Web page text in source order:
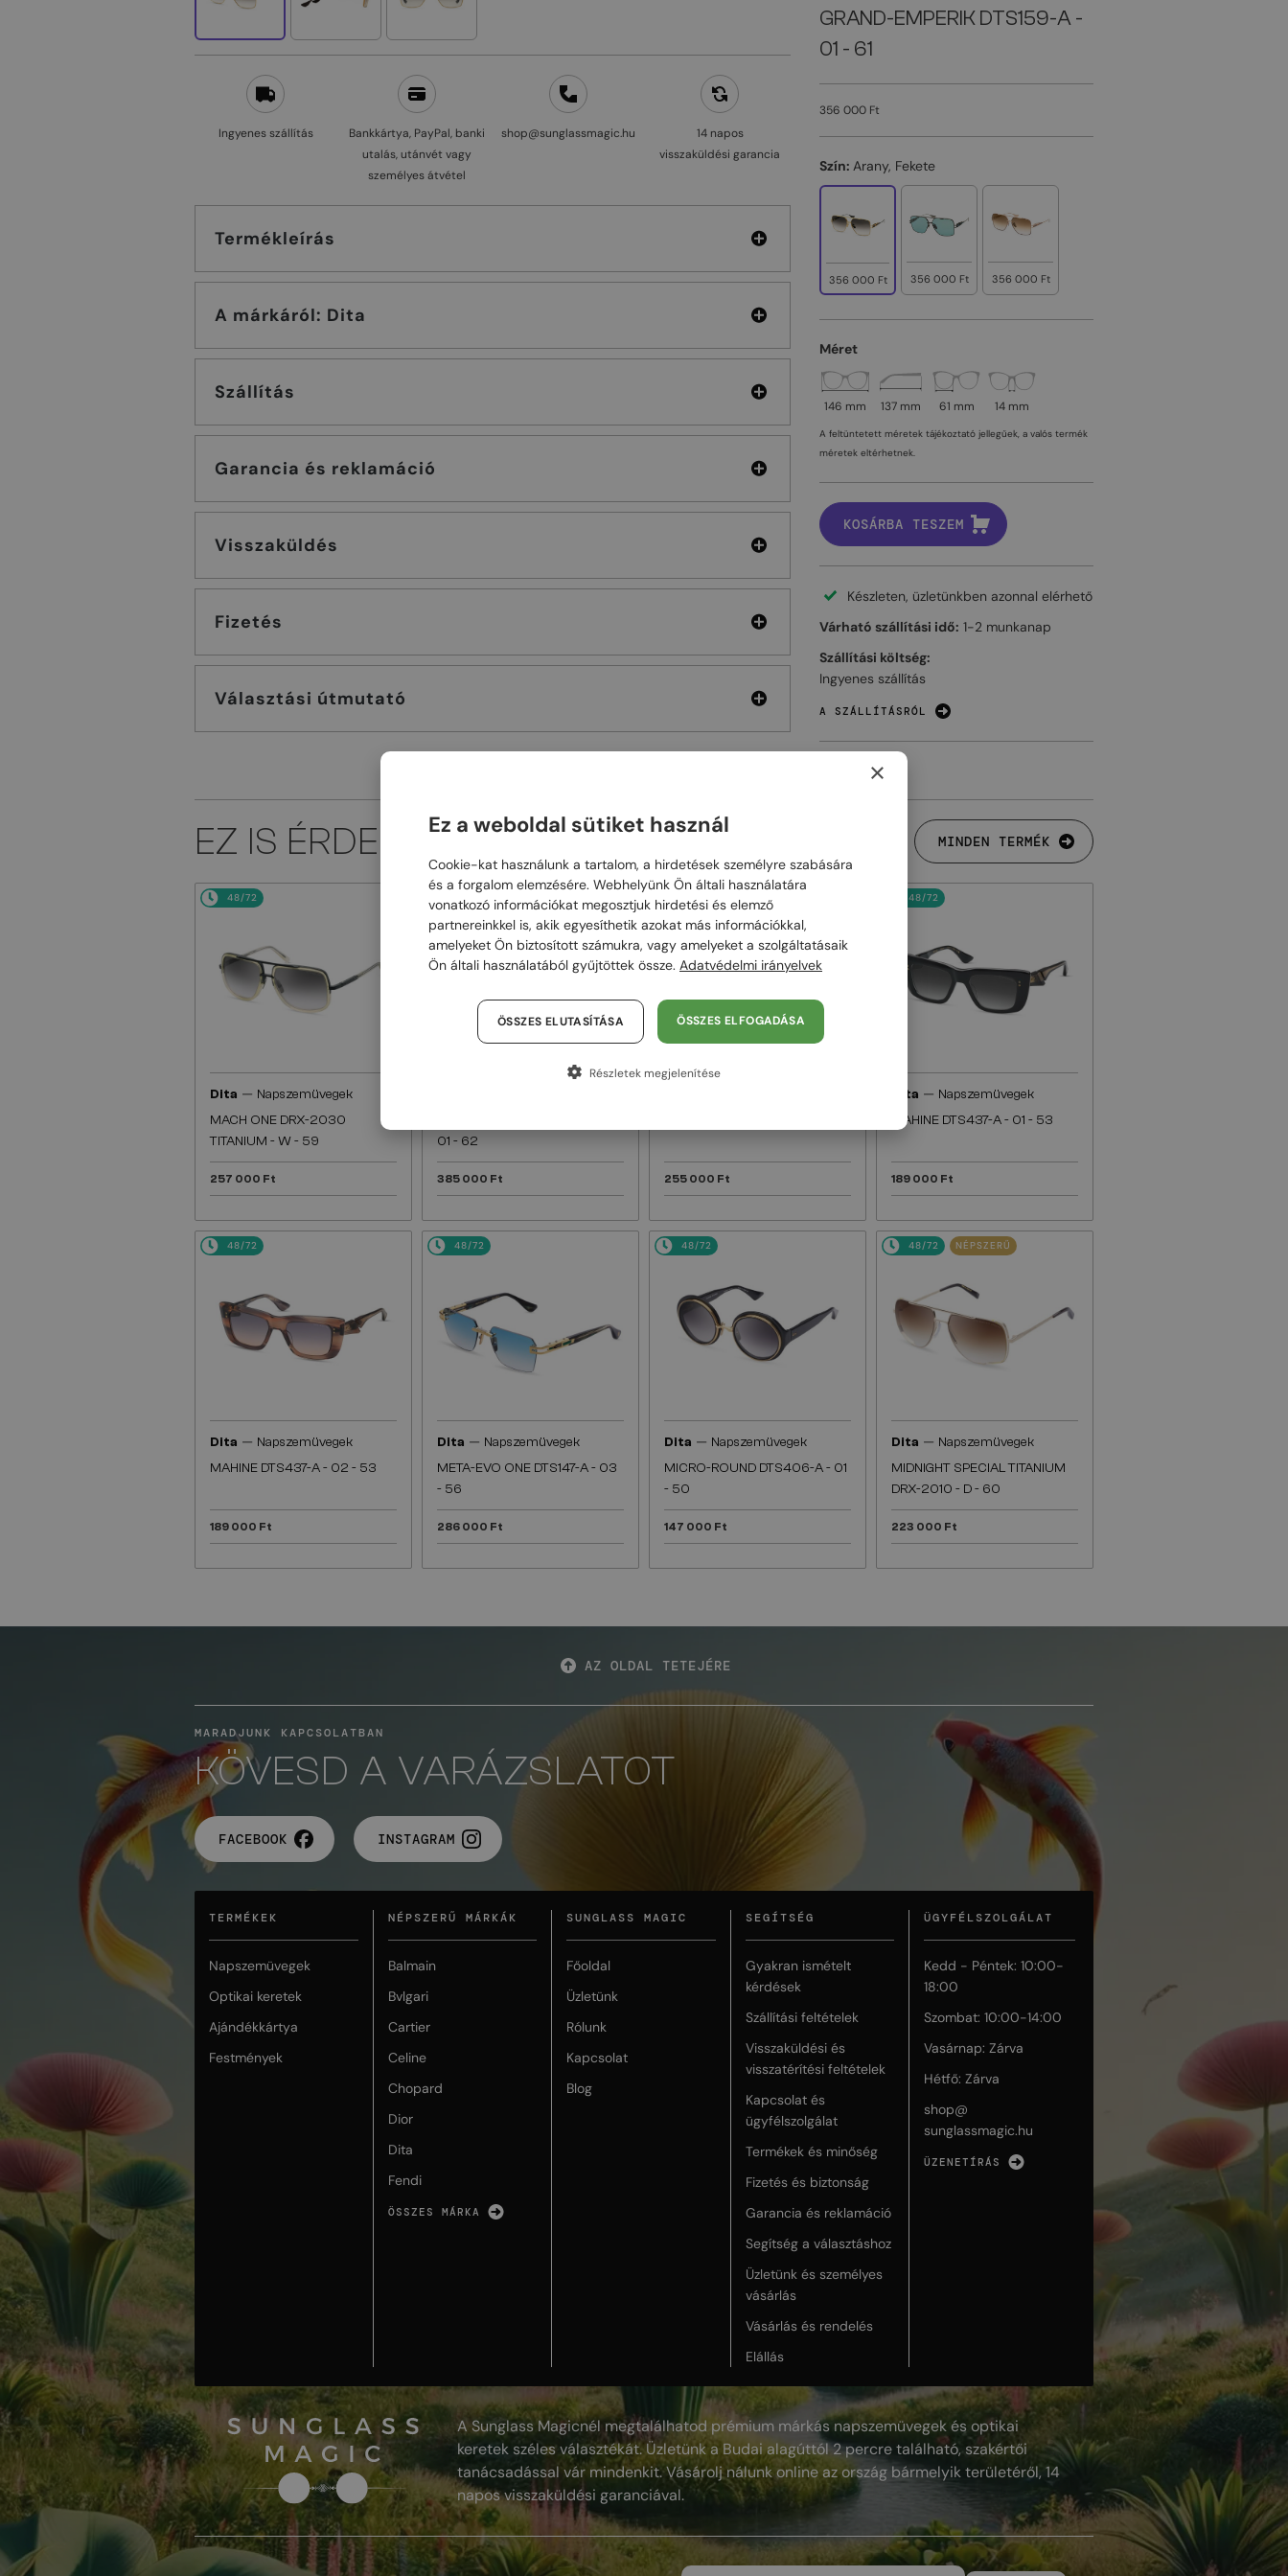
Ingyenes szállítás
Bankkártya, PayPal, banki
utalás, utánvét vagy
személyes átvétel
shop@sunglassmagic.hu
14 napos
visszaküldési garancia
Termékleírás
A márkáról: Dita
Szállítás
Garancia és reklamáció
Visszaküldés
Fizetés
Választási útmutató
GRAND-EMPERIK DTS159-A -
01 - 61
356 000 Ft
Szín: Arany, Fekete
356 000 Ft 356 000 Ft 356 000 Ft
Méret
146 mm 137 mm 61 mm 14 mm
A feltüntetett méretek tájékoztató jellegűek, a valós termék
méretek eltérhetnek.
KOSÁRBA TESZEM
Készleten, üzletünkben azonnal elérhető
Várható szállítási idő: 1-2 munkanap
Szállítási költség:
Ingyenes szállítás
A SZÁLLÍTÁSRÓL
EZ IS ÉRDEKELHET MINDEN TERMÉK
48/72
Dita — Napszemüvegek
MACH ONE DRX-2030
TITANIUM - W - 59
257 000 Ft
48/72
01 - 62
385 000 Ft
48/72
255 000 Ft
48/72
Dita — Napszemüvegek
MAHINE DTS437-A - 01 - 53
189 000 Ft
48/72
Dita — Napszemüvegek
MAHINE DTS437-A - 02 - 53
189 000 Ft
48/72
Dita — Napszemüvegek
META-EVO ONE DTS147-A - 03
- 56
286 000 Ft
48/72
Dita — Napszemüvegek
MICRO-ROUND DTS406-A - 01
- 50
147 000 Ft
48/72 NÉPSZERŰ
Dita — Napszemüvegek
MIDNIGHT SPECIAL TITANIUM
DRX-2010 - D - 60
223 000 Ft
AZ OLDAL TETEJÉRE
MARADJUNK KAPCSOLATBAN
KÖVESD A VARÁZSLATOT
FACEBOOK INSTAGRAM
TERMÉKEK
Napszemüvegek
Optikai keretek
Ajándékkártya
Festmények
NÉPSZERŰ MÁRKÁK
Balmain
Bvlgari
Cartier
Celine
Chopard
Dior
Dita
Fendi
ÖSSZES MÁRKA
SUNGLASS MAGIC
Főoldal
Üzletünk
Rólunk
Kapcsolat
Blog
SEGÍTSÉG
Gyakran ismételt
kérdések
Szállítási feltételek
Visszaküldési és
visszatérítési feltételek
Kapcsolat és
ügyfélszolgálat
Termékek és minőség
Fizetés és biztonság
Garancia és reklamáció
Segítség a választáshoz
Üzletünk és személyes
vásárlás
Vásárlás és rendelés
Elállás
ÜGYFÉLSZOLGÁLAT
Kedd - Péntek: 10:00-
18:00
Szombat: 10:00-14:00
Vasárnap: Zárva
Hétfő: Zárva
shop@
sunglassmagic.hu
ÜZENETÍRÁS
A Sunglass Magicnél megtalálhatod prémium márkás napszemüvegek és optikai
keretek széles választékát. Üzletünk a Budai alagúttól 2 percre található, szakértői
tanácsadással vár mindenkit. Vásárolj nálunk online az ország bármelyik területéről, 14
napos visszaküldési garanciával.
×
Ez a weboldal sütiket használ
Cookie-kat használunk a tartalom, a hirdetések személyre szabására
és a forgalom elemzésére. Webhelyünk Ön általi használatára
vonatkozó információkat megosztjuk hirdetési és elemző
partnereinkkel is, akik egyesíthetik azokat más információkkal,
amelyeket Ön biztosított számukra, vagy amelyeket a szolgáltatásaik
Ön általi használatából gyűjtöttek össze. Adatvédelmi irányelvek
ÖSSZES ELFOGADÁSA
ÖSSZES ELUTASÍTÁSA
Részletek megjelenítése